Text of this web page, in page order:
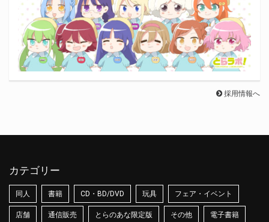
採用情報へ
カテゴリー
同人 書籍 CD・BD/DVD 玩具 フェア・イベント
店舗 通信販売 とらのあな限定版 その他 電子書籍